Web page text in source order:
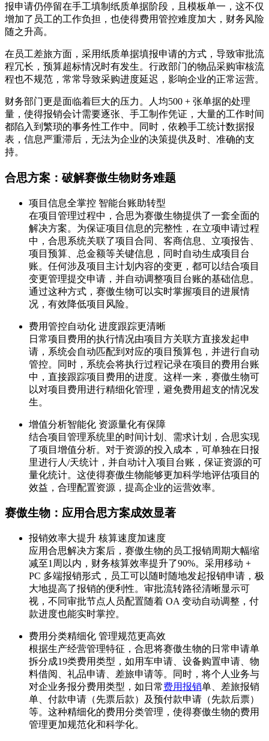
报申请仍停留在手工填制纸质单据阶段，且模板单一，这不仅
增加了员工的工作负担，也使得费用管控难度加大，财务风险
随之升高。
在员工差旅方面，采用纸质单据填报申请的方式，导致审批流
程冗长，预算超标情况时有发生。行政部门的物品采购审核流
程也不规范，常常导致采购进度延迟，影响企业的正常运营。
财务部门更是面临着巨大的压力。人均500 + 张单据的处理
量，使得报销会计需要逐张、手工制作凭证，大量的工作时间
都陷入到繁琐的事务性工作中。同时，依赖手工统计数据报
表，信息严重滞后，无法为企业的决策提供及时、准确的支
持。
合思方案：破解赛傲生物财务难题
项目信息全掌控 智能台账助转型
在项目管理过程中，合思为赛傲生物提供了一套全面的
解决方案。为保证项目信息的完整性，在立项申请过程
中，合思系统关联了项目合同、客商信息、立项报告、
项目预算、总金额等关键信息，同时自动生成项目台
账。任何涉及项目主计划内容的变更，都可以结合项目
变更管理提交申请，并自动调整项目台账的基础信息。
通过这种方式，赛傲生物可以实时掌握项目的进展情
况，有效降低项目风险。
费用管控自动化 进度跟踪更清晰
日常项目费用的执行情况由项目方关联方直接发起申
请，系统会自动匹配到对应的项目预算包，并进行自动
管控。同时，系统会将执行过程记录在项目的费用台账
中，直接跟踪项目费用的进度。这样一来，赛傲生物可
以对项目费用进行精细化管理，避免费用超支的情况发
生。
增值分析智能化 资源量化有保障
结合项目管理系统里的时间计划、需求计划，合思实现
了项目增值分析。对于资源的投入成本，可单独在日报
里进行人/天统计，并自动计入项目台账，保证资源的可
量化统计。这使得赛傲生物能够更加科学地评估项目的
效益，合理配置资源，提高企业的运营效率。
赛傲生物：应用合思方案成效显著
报销效率大提升 核算速度加速度
应用合思解决方案后，赛傲生物的员工报销周期大幅缩
减至1周以内，财务核算效率提升了90%。采用移动 +
PC 多端报销形式，员工可以随时随地发起报销申请，极
大地提高了报销的便利性。审批流转路径清晰显示可
视，不同审批节点人员配置随着 OA 变动自动调整，付
款进度也能实时掌控。
费用分类精细化 管理规范更高效
根据生产经营管理特征，合思将赛傲生物的日常申请单
拆分成19类费用类型，如用车申请、设备购置申请、物
料借阅、礼品申请、差旅申请等。同时，将个人业务与
对企业务报分费用类型，如日常费用报销单、差旅报销
单、付款申请（先票后款）及预付款申请（先款后票）
等。这种精细化的费用分类管理，使得赛傲生物的费用
管理更加规范化和科学化。